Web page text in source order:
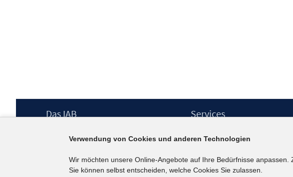
Footer
Das IAB
Berufsforschung (IAB) – unser Leitbild
Institutsleitung
Graduiertenprogramm
Services
IAB-Newsletter
Kontakt
Verwendung von Cookies und anderen Technologien
Wir möchten unsere Online-Angebote auf Ihre Bedürfnisse
Sie können selbst entscheiden, welche Cookies Sie zulassen.